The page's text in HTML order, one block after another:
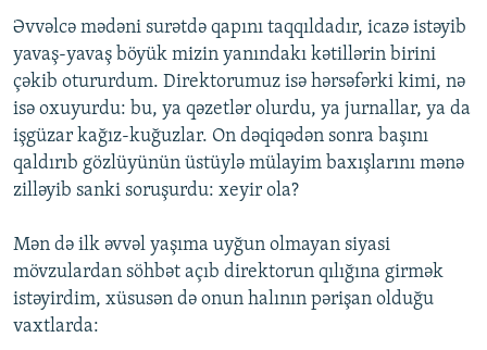
Əvvəlcə mədəni surətdə qapını taqqıldadır, icazə istəyib
yavaş-yavaş böyük mizin yanındakı kətillərin birini
çəkib otururdum. Direktorumuz isə hərsəfərki kimi, nə
isə oxuyurdu: bu, ya qəzetlər olurdu, ya jurnallar, ya da
işgüzar kağız-kuğuzlar. On dəqiqədən sonra başını
qaldırıb gözlüyünün üstüylə mülayim baxışlarını mənə
zilləyib sanki soruşurdu: xeyir ola?
Mən də ilk əvvəl yaşıma uyğun olmayan siyasi
mövzulardan söhbət açıb direktorun qılığına girmək
istəyirdim, xüsusən də onun halının pərişan olduğu
vaxtlarda: